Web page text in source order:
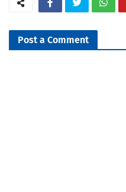
Post a Comment